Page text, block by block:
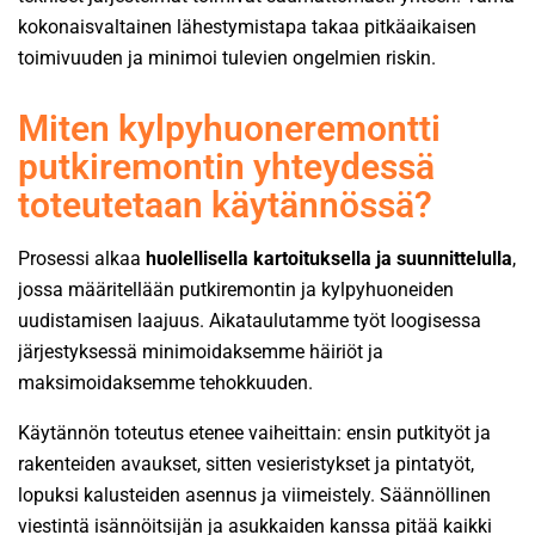
kokonaisvaltainen lähestymistapa takaa pitkäaikaisen
toimivuuden ja minimoi tulevien ongelmien riskin.
Miten kylpyhuoneremontti
putkiremontin yhteydessä
toteutetaan käytännössä?
Prosessi alkaa huolellisella kartoituksella ja suunnittelulla,
jossa määritellään putkiremontin ja kylpyhuoneiden
uudistamisen laajuus. Aikataulutamme työt loogisessa
järjestyksessä minimoidaksemme häiriöt ja
maksimoidaksemme tehokkuuden.
Käytännön toteutus etenee vaiheittain: ensin putkityöt ja
rakenteiden avaukset, sitten vesieristykset ja pintatyöt,
lopuksi kalusteiden asennus ja viimeistely. Säännöllinen
viestintä isännöitsijän ja asukkaiden kanssa pitää kaikki